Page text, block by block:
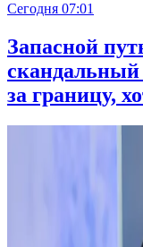
Сегодня 07:01
Запасной
скандальный
за границу,